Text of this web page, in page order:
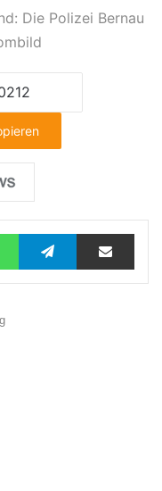
Die Polizei Bernau
WhatsAppTelegramTeilen via E-Mail